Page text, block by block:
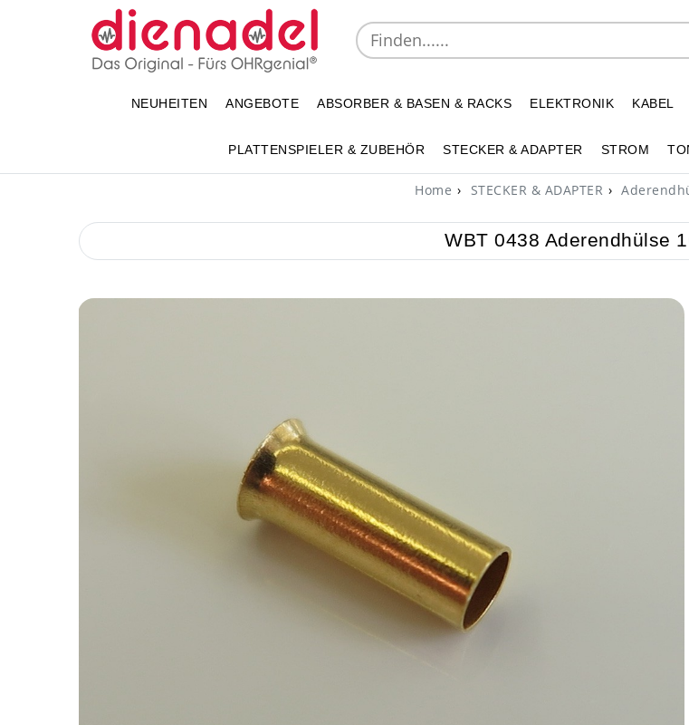
NEUHEITEN ANGEBOTE ABSORBER & BASEN & RACKS ELEKTRONIK KABEL
PLATTENSPIELER & ZUBEHÖR STECKER & ADAPTER STROM
Home STECKER & ADAPTER
WBT 0438 Aderendhülse